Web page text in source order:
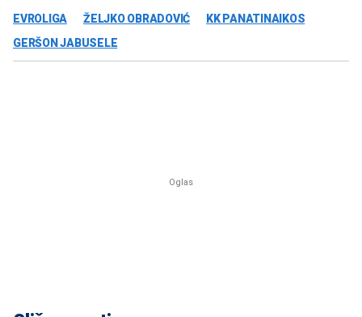
EVROLIGA ŽELJKO OBRADOVIĆ
KK PANATINAIKOS
GERŠON JABUSELE